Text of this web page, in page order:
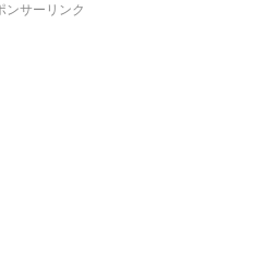
ンサーリンク